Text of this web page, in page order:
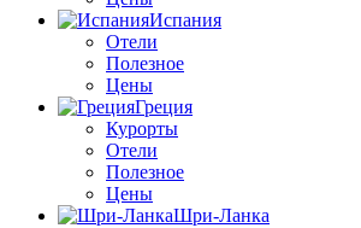
Испания
Отели
Полезное
Цены
Греция
Курорты
Отели
Полезное
Цены
Шри-Ланка